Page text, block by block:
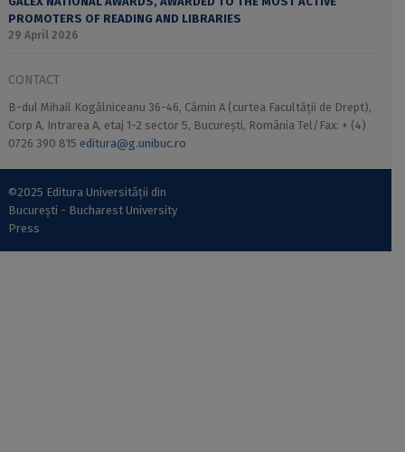
PROMOTERS OF READING AND LIBRARIES
29 April 2026
CONTACT
B-dul Mihail Kogălniceanu 36-46, Cămin A (curtea Facultății de Drept),
Corp A, Intrarea A, etaj 1-2 sector 5, București, România Tel/Fax: + (4)
0726 390 815 editura@g.unibuc.ro
©2025 Editura Universității din
București - Bucharest University
Press